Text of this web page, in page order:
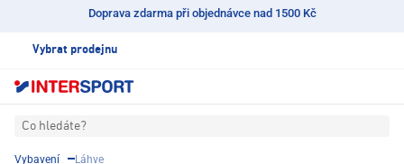
Doprava zdarma při objednávce nad 1500 Kč
Vybrat prodejnu
Co hledáte?
Vybavení Láhve